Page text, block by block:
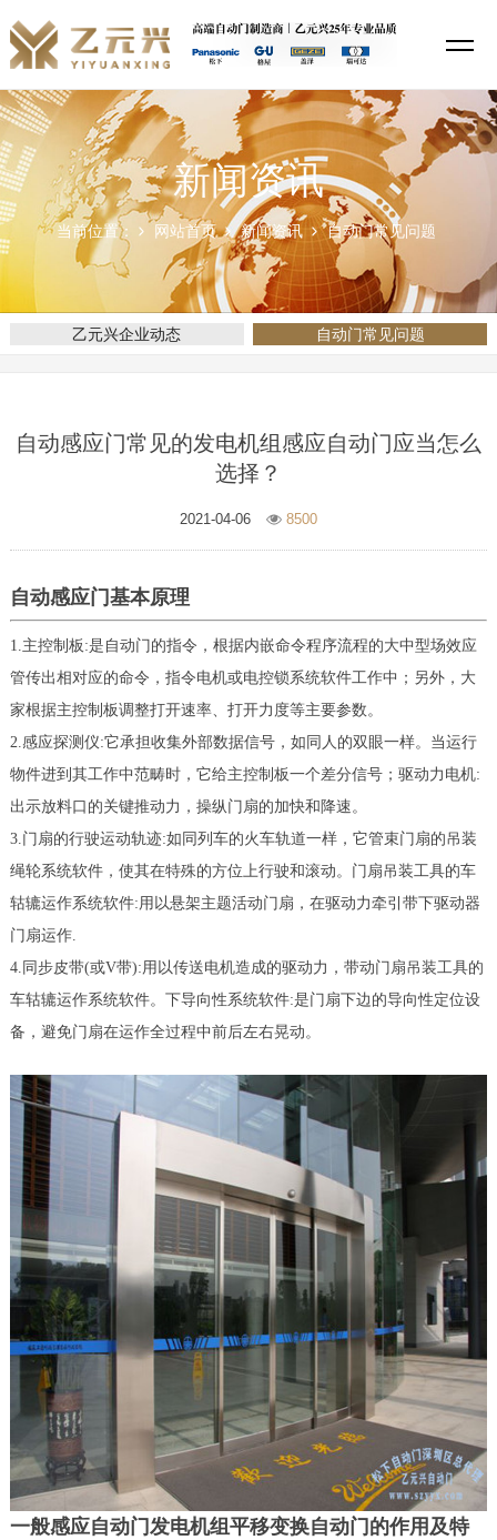
新闻资讯
当前位置： 网站首页 新闻资讯 自动门常见问题
乙元兴企业动态 自动门常见问题
自动感应门常见的发电机组感应自动门应当怎么
选择？
2021-04-06 8500
自动感应门基本原理
1.主控制板:是自动门的指令，根据内嵌命令程序流程的大中型场效应
管传出相对应的命令，指令电机或电控锁系统软件工作中；另外，大
家根据主控制板调整打开速率、打开力度等主要参数。
2.感应探测仪:它承担收集外部数据信号，如同人的双眼一样。当运行
物件进到其工作中范畴时，它给主控制板一个差分信号；驱动力电机:
出示放料口的关键推动力，操纵门扇的加快和降速。
3.门扇的行驶运动轨迹:如同列车的火车轨道一样，它管束门扇的吊装
绳轮系统软件，使其在特殊的方位上行驶和滚动。门扇吊装工具的车
轱辘运作系统软件:用以悬架主题活动门扇，在驱动力牵引带下驱动器
门扇运作.
4.同步皮带(或V带):用以传送电机造成的驱动力，带动门扇吊装工具的
车轱辘运作系统软件。下导向性系统软件:是门扇下边的导向性定位设
备，避免门扇在运作全过程中前后左右晃动。
一般感应自动门发电机组平移变换自动门的作用及特